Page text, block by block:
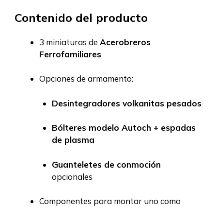
Contenido del producto
3 miniaturas de Acerobreros
Ferrofamiliares
Opciones de armamento:
Desintegradores volkanitas pesados
Bólteres modelo Autoch + espadas
de plasma
Guanteletes de conmoción
opcionales
Componentes para montar uno como